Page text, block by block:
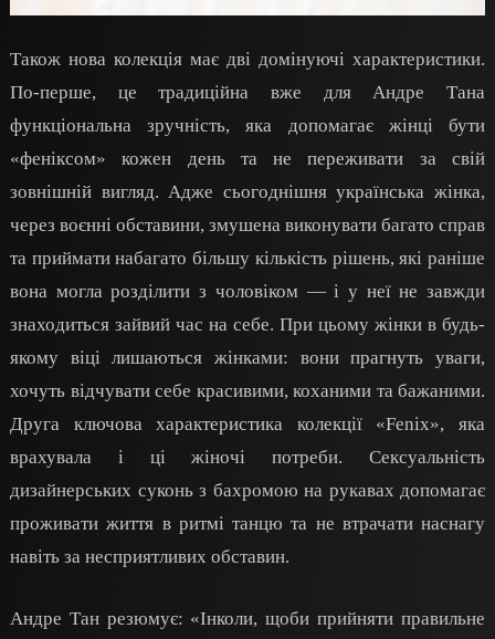
Також нова колекція має дві домінуючі характеристики.
По-перше, це традиційна вже для Андре Тана
функціональна зручність, яка допомагає жінці бути
«феніксом» кожен день та не переживати за свій
зовнішній вигляд. Адже сьогоднішня українська жінка,
через воєнні обставини, змушена виконувати багато справ
та приймати набагато більшу кількість рішень, які раніше
вона могла розділити з чоловіком — і у неї не завжди
знаходиться зайвий час на себе. При цьому жінки в будь-
якому віці лишаються жінками: вони прагнуть уваги,
хочуть відчувати себе красивими, коханими та бажаними.
Друга ключова характеристика колекції «Fenix», яка
врахувала і ці жіночі потреби. Сексуальність
дизайнерських суконь з бахромою на рукавах допомагає
проживати життя в ритмі танцю та не втрачати наснагу
навіть за несприятливих обставин.
Андре Тан резюмує: «Інколи, щоби прийняти правильне